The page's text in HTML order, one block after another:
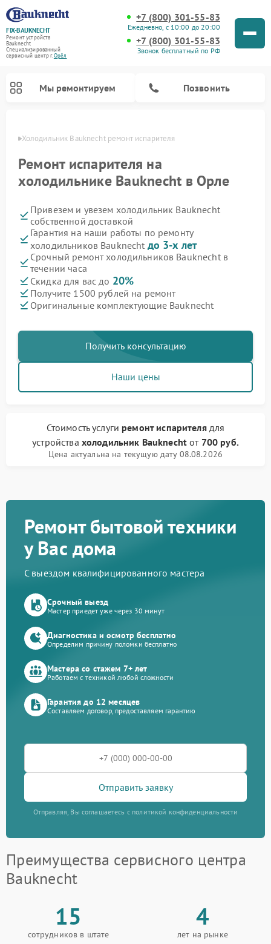
FIX-BAUKNECHT
Ремонт устройств
Bauknecht
Специализированный
cервисный центр г.Орёл
+7 (800) 301-55-83
Ежедневно, с 10:00 до 20:00
+7 (800) 301-55-83
Звонок бесплатный по РФ
Мы ремонтируем Позвонить
Холодильник Bauknecht ремонт испарителя
Ремонт испарителя на
холодильнике Bauknecht в Орле
Привезем и увезем холодильник Bauknecht
собственной доставкой
Гарантия на наши работы по ремонту
холодильников Bauknecht до 3-х лет
Срочный ремонт холодильников Bauknecht в
течении часа
Скидка для вас до 20%
Получите 1500 рублей на ремонт
Оригинальные комплектующие Bauknecht
Получить консультацию
Наши цены
Стоимость услуги ремонт испарителядля
устройства холодильник Bauknecht от 700 руб.
Цена актуальна на текущую дату 08.08.2026
Ремонт бытовой техники
у Вас дома
С выездом квалифицированного мастера
Срочный выезд
Мастер приедет уже через 30 минут
Диагностика и осмотр бесплатно
Определим причину поломки бесплатно
Мастера со стажем 7+ лет
Работаем с техникой любой сложности
Гарантия до 12 месяцев
Составляем договор, предоставляем гарантию
Отправить заявку
Отправляя, Вы соглашаетесь с политикой конфиденциальности
Преимущества сервисного центра
Bauknecht
15
сотрудников в штате
4
лет на рынке